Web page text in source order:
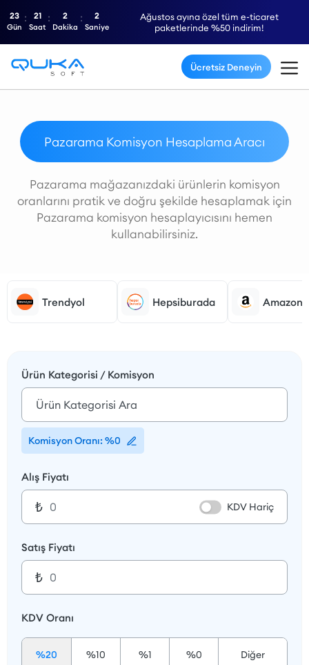
Ağustos ayına özel tüm e-ticaret
paketlerinde %50 indirim!
23
Gün
21
Saat
2
Dakika
2
Saniye
Ücretsiz Deneyin
Pazarama Komisyon Hesaplama Aracı
Pazarama mağazanızdaki ürünlerin komisyon
oranlarını pratik ve doğru şekilde hesaplamak için
Pazarama komisyon hesaplayıcısını hemen
kullanabilirsiniz.
Trendyol Hepsiburada Amazon
Ürün Kategorisi / Komisyon
Komisyon Oranı: %0
Alış Fiyatı
₺ KDV Hariç
Satış Fiyatı
₺
KDV Oranı
%20 %10 %1 %0 Diğer